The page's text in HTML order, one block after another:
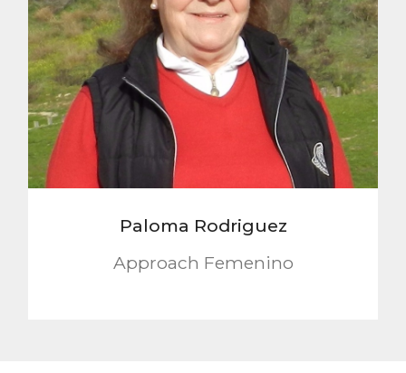
Paloma Rodriguez
Approach Femenino